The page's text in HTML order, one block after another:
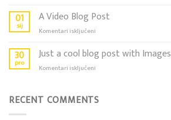
Gallery
Simple
Blog
01
sij
A Video Blog Post
Komentari isključeni
Video
Blog
30
pro
Just a cool blog post with Images
Komentari isključeni
cool
RECENT COMMENTS